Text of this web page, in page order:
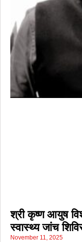
श्री कृष्ण आयुष
स्वास्थ्य जांच
November 11, 2025